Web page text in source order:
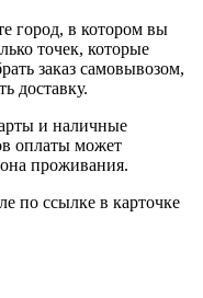
город, в котором вы
точек, которые
заказ самовывозом,
доставку.
и наличные
оплаты может
проживания.
по ссылке в карточке